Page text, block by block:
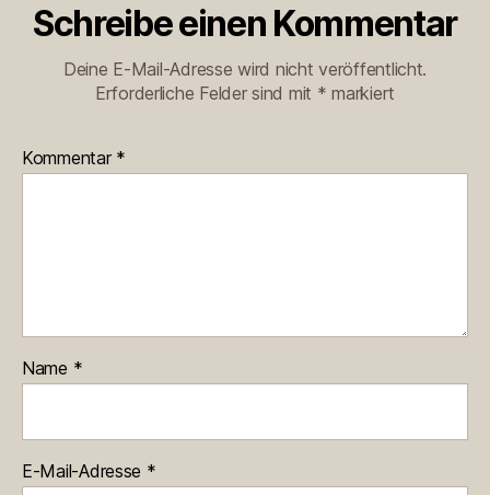
Schreibe einen Kommentar
Deine E-Mail-Adresse wird nicht veröffentlicht.
Erforderliche Felder sind mit * markiert
Kommentar *
Name *
E-Mail-Adresse *